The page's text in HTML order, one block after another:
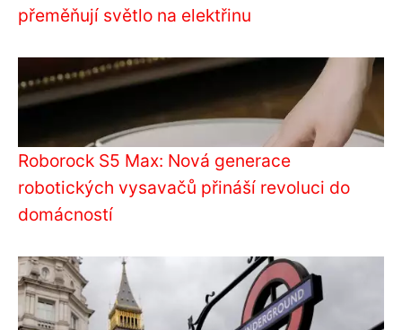
přeměňují světlo na elektřinu
Roborock S5 Max: Nová generace
robotických vysavačů přináší revoluci do
domácností